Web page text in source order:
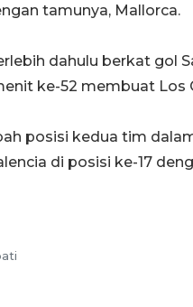
tamunya, Mallorca.
dahulu berkat gol
ke-52 membuat Los
posisi kedua tim
di posisi ke-17